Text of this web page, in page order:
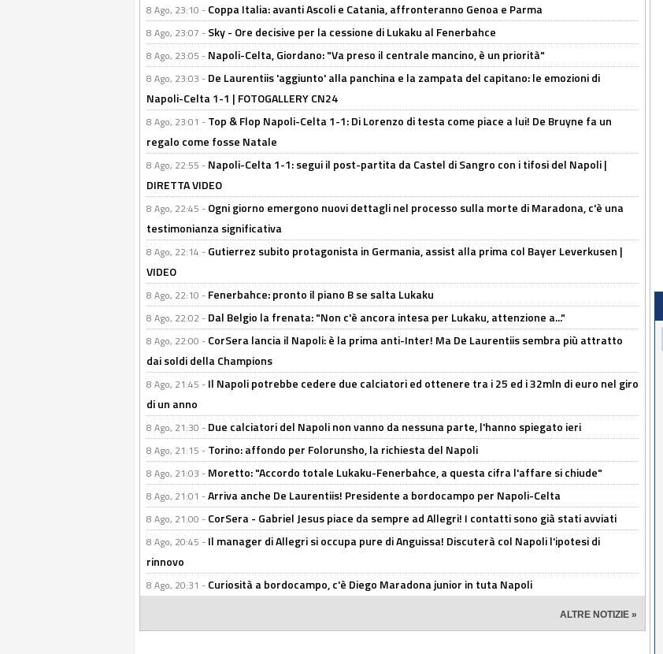
8 Ago, 23:10 - Coppa Italia: avanti Ascoli e Catania, affronteranno Genoa e Parma
8 Ago, 23:07 - Sky - Ore decisive per la cessione di Lukaku al Fenerbahce
8 Ago, 23:05 - Napoli-Celta, Giordano: "Va preso il centrale mancino, è un priorità"
8 Ago, 23:03 - De Laurentiis 'aggiunto' alla panchina e la zampata del capitano: le emozioni di
Napoli-Celta 1-1 | FOTOGALLERY CN24
8 Ago, 23:01 - Top & Flop Napoli-Celta 1-1: Di Lorenzo di testa come piace a lui! De Bruyne fa un
regalo come fosse Natale
8 Ago, 22:55 - Napoli-Celta 1-1: segui il post-partita da Castel di Sangro con i tifosi del Napoli |
DIRETTA VIDEO
8 Ago, 22:45 - Ogni giorno emergono nuovi dettagli nel processo sulla morte di Maradona, c'è una
testimonianza significativa
8 Ago, 22:14 - Gutierrez subito protagonista in Germania, assist alla prima col Bayer Leverkusen |
VIDEO
8 Ago, 22:10 - Fenerbahce: pronto il piano B se salta Lukaku
8 Ago, 22:02 - Dal Belgio la frenata: "Non c'è ancora intesa per Lukaku, attenzione a..."
8 Ago, 22:00 - CorSera lancia il Napoli: è la prima anti-Inter! Ma De Laurentiis sembra più attratto
dai soldi della Champions
8 Ago, 21:45 - Il Napoli potrebbe cedere due calciatori ed ottenere tra i 25 ed i 32mln di euro nel giro
di un anno
8 Ago, 21:30 - Due calciatori del Napoli non vanno da nessuna parte, l'hanno spiegato ieri
8 Ago, 21:15 - Torino: affondo per Folorunsho, la richiesta del Napoli
8 Ago, 21:03 - Moretto: "Accordo totale Lukaku-Fenerbahce, a questa cifra l'affare si chiude"
8 Ago, 21:01 -Arriva anche De Laurentiis! Presidente a bordocampo per Napoli-Celta
8 Ago, 21:00 - CorSera - Gabriel Jesus piace da sempre ad Allegri! I contatti sono già stati avviati
8 Ago, 20:45 - Il manager di Allegri si occupa pure di Anguissa! Discuterà col Napoli l'ipotesi di
rinnovo
8 Ago, 20:31 - Curiosità a bordocampo, c'è Diego Maradona junior in tuta Napoli
ALTRE NOTIZIE »